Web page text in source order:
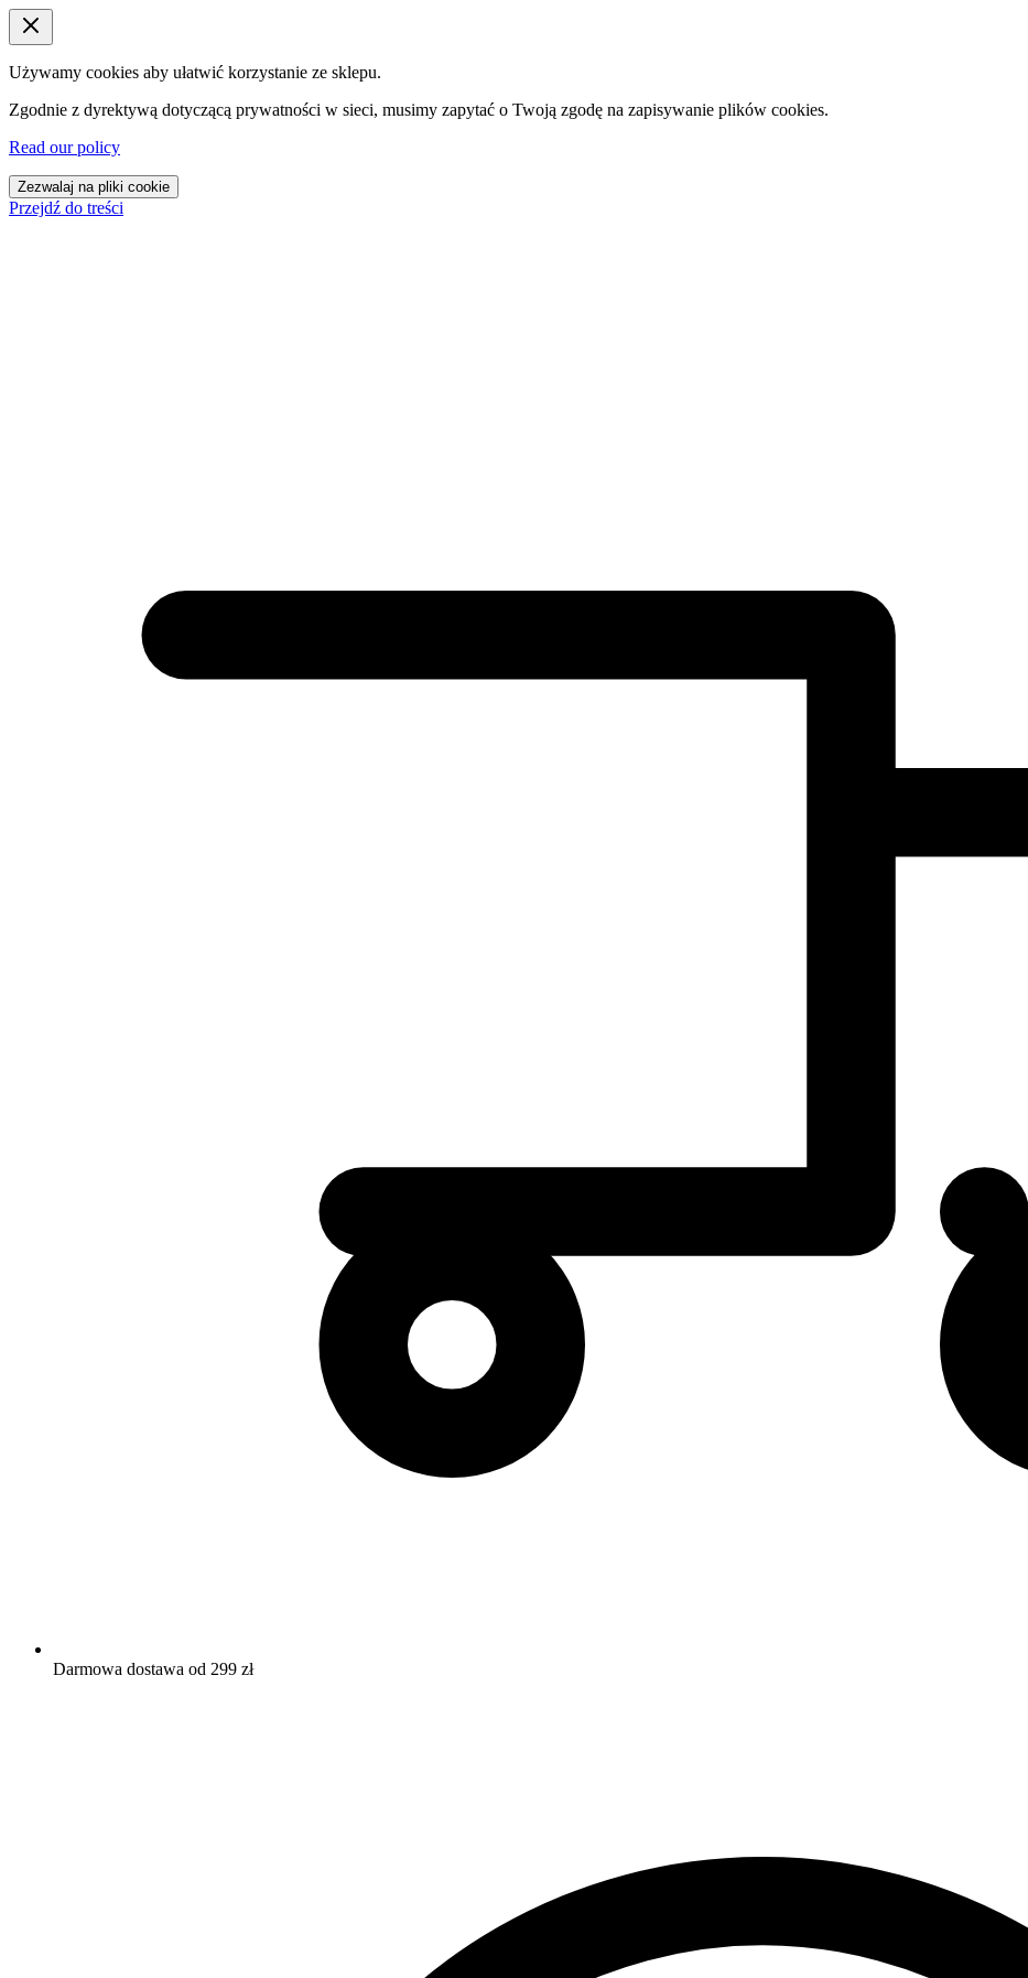
Używamy cookies aby ułatwić korzystanie ze sklepu.
Zgodnie z dyrektywą dotyczącą prywatności w sieci, musimy zapytać o Twoją zgodę na zapisywanie plików cookies.
Read our policy
Zezwalaj na pliki cookie
Przejdź do treści
Darmowa dostawa od 299 zł